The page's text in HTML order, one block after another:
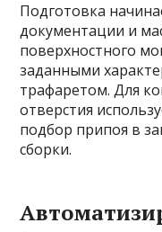
Подготовка
документации и
поверхностного
заданными
трафаретом. Для
отверстия
подбор припоя в
сборки.